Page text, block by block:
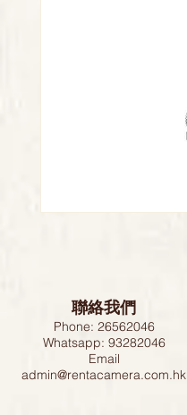
聯絡我們
Phone: 26562046
Whatsapp: 93282046
Email
admin@rentacamera.com.hk